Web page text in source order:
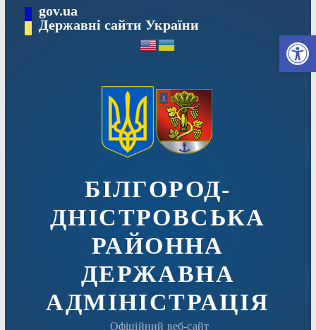
вмісту
gov.ua
Державні сайти України
БІЛГОРОД-
ДНІСТРОВСЬКА
РАЙОННА
ДЕРЖАВНА
АДМІНІСТРАЦІЯ
Офіційний веб-сайт